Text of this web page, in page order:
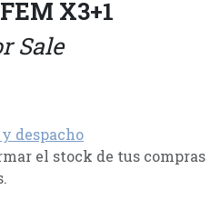
X3+1
Sale
despacho
el stock de tus compras